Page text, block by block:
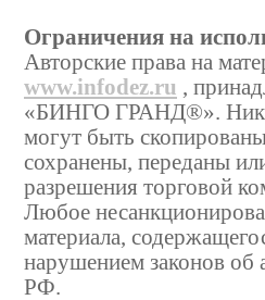
Ограничения на
Авторские права на
www.infodez.ru ,
«БИНГО ГРАНД®».
могут быть
сохранены, переданы
разрешения торговой
Любое
материала,
нарушением законов об
РФ.